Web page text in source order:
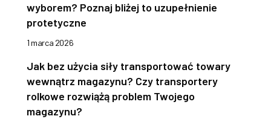
wyborem? Poznaj bliżej to uzupełnienie
protetyczne
1 marca 2026
Jak bez użycia siły transportować towary
wewnątrz magazynu? Czy transportery
rolkowe rozwiążą problem Twojego
magazynu?